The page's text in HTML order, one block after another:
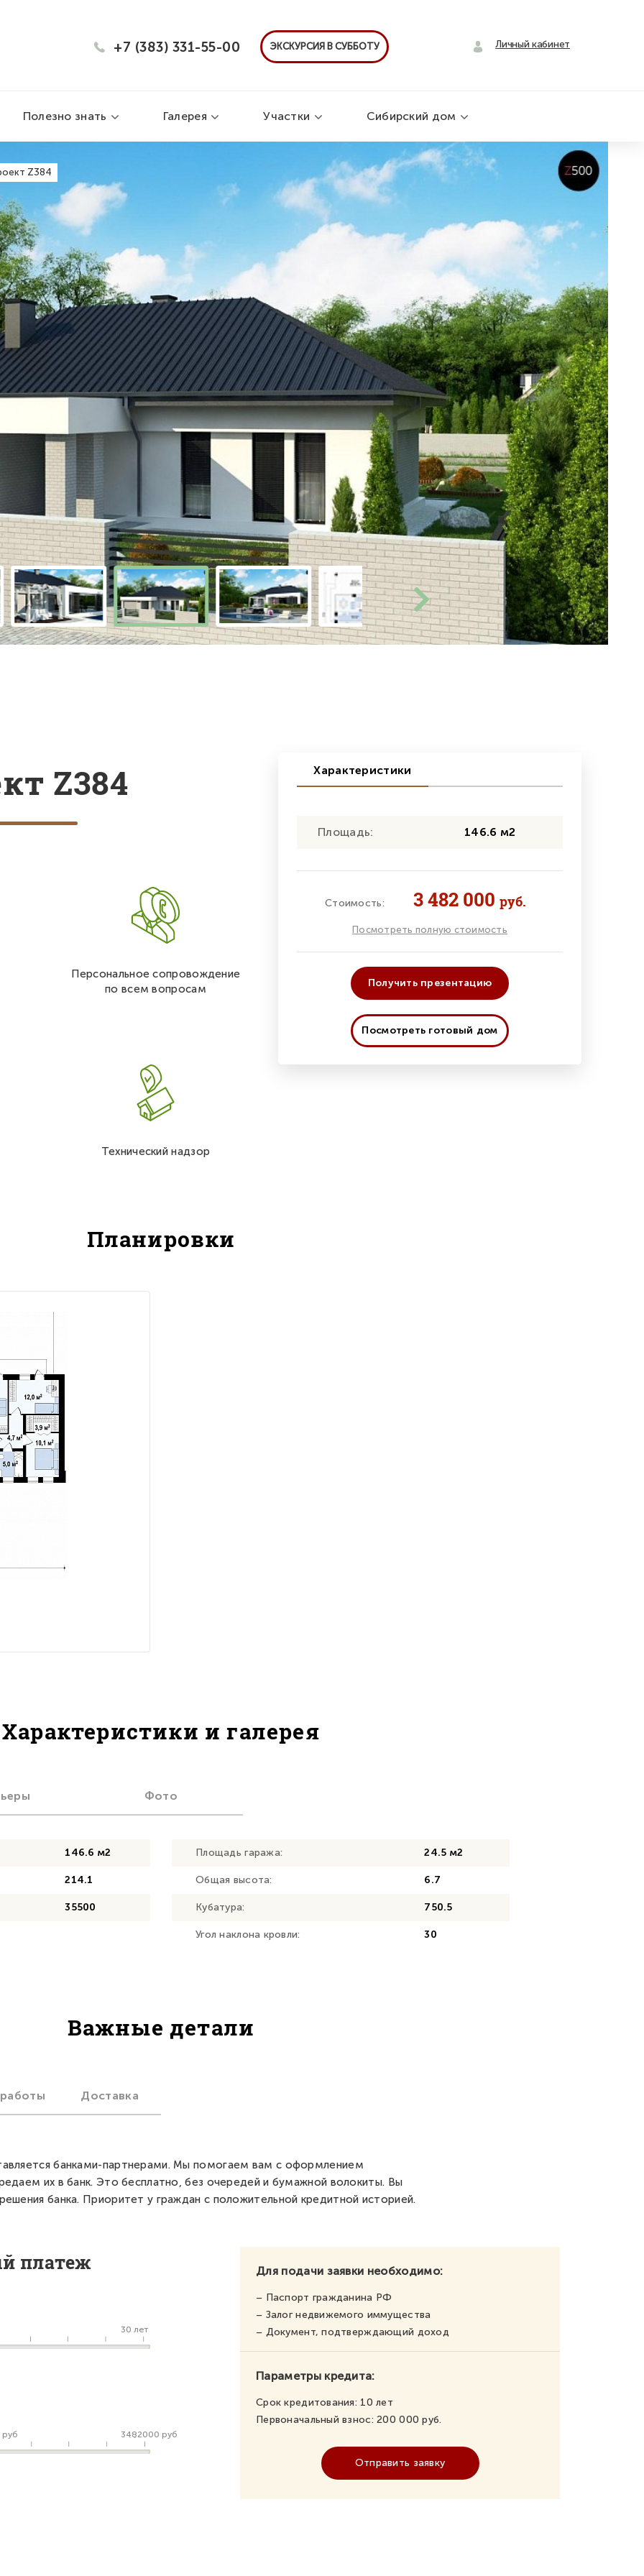
+7 (383) 331-55-00 ЭКСКУРСИЯ В СУББОТУ Личный кабинет
Полезно знать Галерея Участки Сибирский дом
Z384
Характеристики
Площадь: 146.6 м2
Стоимость: 3 482 000 руб.
Посмотреть полную стоимость
Получить презентацию
Посмотреть готовый дом
Z384
Персональное сопровождение
по всем вопросам
Технический надзор
Планировки
Характеристики и галерея
Фото
146.6 м2
214.1
35500
Площадь гаража: 24.5 м2
Общая высота: 6.7
Кубатура: 750.5
Угол наклона кровли: 30
Важные детали
Доставка
банками-партнерами. Мы помогаем вам с оформлением
их в банк. Это бесплатно, без очередей и бумажной волокиты. Вы
банка. Приоритет у граждан с положительной кредитной историей.
платеж
30 лет
3482000 руб
Для подачи заявки необходимо:
– Паспорт гражданина РФ
– Залог недвижемого иммущества
– Документ, подтверждающий доход
Параметры кредита:
Срок кредитования: 10 лет
Первоначальный взнос: 200 000 руб.
Отправить заявку